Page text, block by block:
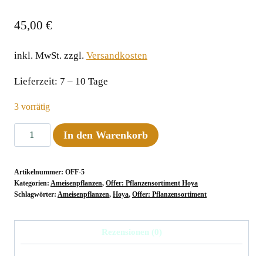
45,00 €
inkl. MwSt. zzgl. Versandkosten
Lieferzeit: 7 – 10 Tage
3 vorrätig
Offer:
5
different
labeled
In den Warenkorb
Artikelnummer: OFF-5
Kategorien: Ameisenpflanzen, Offer: Pflanzensortiment Hoya
Schlagwörter: Ameisenpflanzen, Hoya, Offer: Pflanzensortiment
Rezensionen (0)